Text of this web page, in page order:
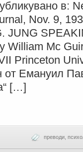
в:
Nov. 9,
JUNG
William Mc
Princeton
Емануил
[…]
преводи